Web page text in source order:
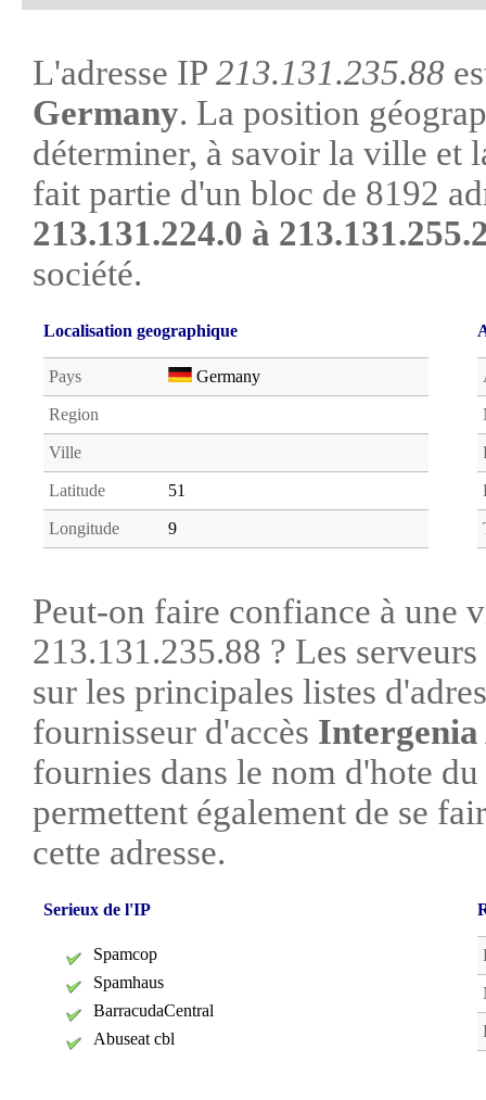
L'adresse IP 213.131.235.88
Germany. La position
déterminer, à savoir la ville et
fait partie d'un bloc de 8192
213.131.224.0 à
société.
Localisation geographique
Pays Germany
Region
Ville
Latitude 51
Longitude 9
Peut-on faire confiance à une
213.131.235.88 ? Les
sur les principales listes
fournisseur d'accès Intergenia
fournies dans le nom d'hote
permettent également de se
cette adresse.
Serieux de l'IP
Spamcop
Spamhaus
BarracudaCentral
Abuseat cbl